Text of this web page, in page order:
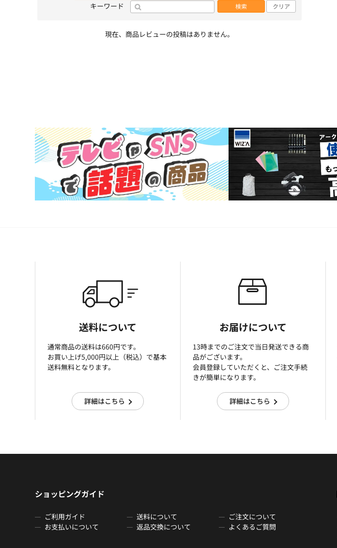
キーワード 検索 クリア
現在、商品レビューの投稿はありません。
送料について
通常商品の送料は660円です。
お買い上げ5,000円以上（税込）で基本
送料無料となります。
詳細はこちら
お届けについて
13時までのご注文で当日発送できる商
品がございます。
会員登録していただくと、ご注文手続
きが簡単になります。
詳細はこちら
ショッピングガイド
ご利用ガイド 送料について
ご注文について
お支払いについて
返品交換について よくあるご質問